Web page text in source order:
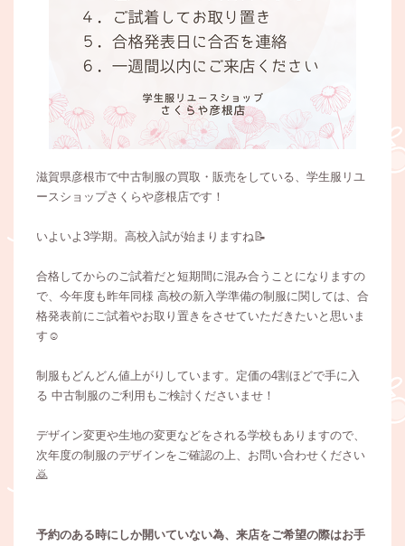
滋賀県彦根市で中古制服の買取・販売をしている、学生服リユ
ースショップさくらや彦根店です！
いよいよ3学期。高校入試が始まりますね📝
合格してからのご試着だと短期間に混み合うことになりますの
で、今年度も昨年同様 高校の新入学準備の制服に関しては、合
格発表前にご試着やお取り置きをさせていただきたいと思いま
す☺️
制服もどんどん値上がりしています。定価の4割ほどで手に入
る 中古制服のご利用もご検討くださいませ！
デザイン変更や生地の変更などをされる学校もありますので、
次年度の制服のデザインをご確認の上、お問い合わせください
🙇
予約のある時にしか開いていない為、来店をご希望の際はお手